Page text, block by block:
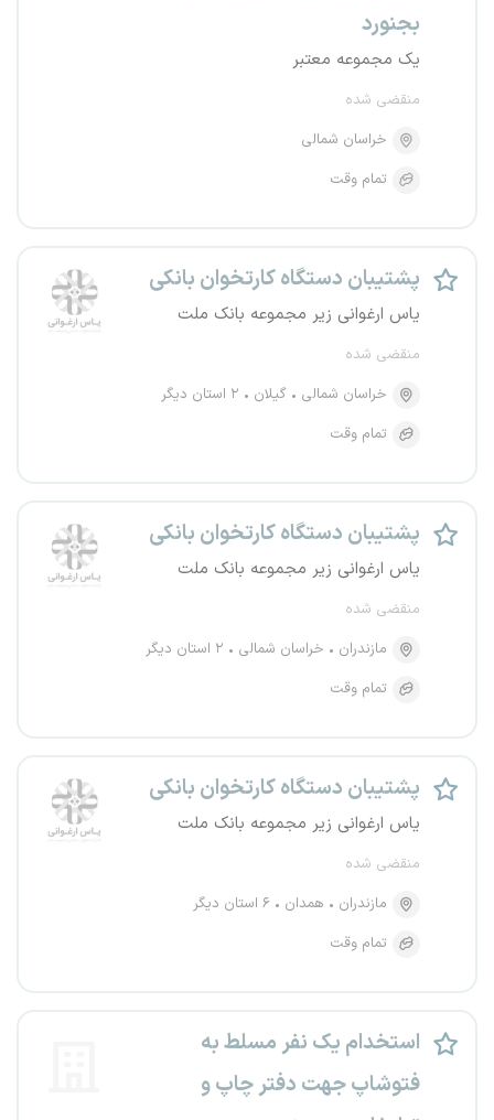
بجنورد
یک مجموعه معتبر
منقضی شده
خراسان شمالی
تمام وقت
پشتیبان دستگاه کارتخوان بانکی
یاس ارغوانی زیر مجموعه بانک ملت
منقضی شده
خراسان شمالی
گیلان
۲ استان دیگر
تمام وقت
پشتیبان دستگاه کارتخوان بانکی
یاس ارغوانی زیر مجموعه بانک ملت
منقضی شده
مازندران
خراسان شمالی
۲ استان دیگر
تمام وقت
پشتیبان دستگاه کارتخوان بانکی
یاس ارغوانی زیر مجموعه بانک ملت
منقضی شده
مازندران
همدان
۶ استان دیگر
تمام وقت
استخدام یک نفر مسلط به
فتوشاپ جهت دفتر چاپ و